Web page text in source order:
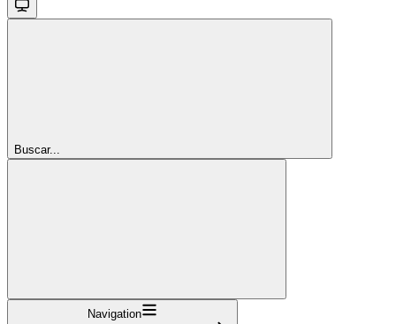
Buscar...
Navigation